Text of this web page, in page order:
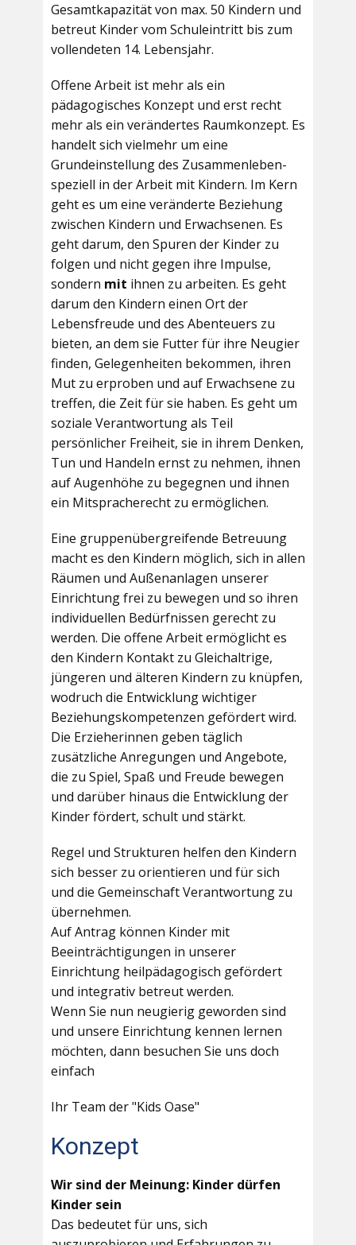
Gesamtkapazität von max. 50 Kindern und
betreut Kinder vom Schuleintritt bis zum
vollendeten 14. Lebensjahr.
Offene Arbeit ist mehr als ein
pädagogisches Konzept und erst recht
mehr als ein verändertes Raumkonzept. Es
handelt sich vielmehr um eine
Grundeinstellung des Zusammenleben-
speziell in der Arbeit mit Kindern. Im Kern
geht es um eine veränderte Beziehung
zwischen Kindern und Erwachsenen. Es
geht darum, den Spuren der Kinder zu
folgen und nicht gegen ihre Impulse,
sondern mit ihnen zu arbeiten. Es geht
darum den Kindern einen Ort der
Lebensfreude und des Abenteuers zu
bieten, an dem sie Futter für ihre Neugier
finden, Gelegenheiten bekommen, ihren
Mut zu erproben und auf Erwachsene zu
treffen, die Zeit für sie haben. Es geht um
soziale Verantwortung als Teil
persönlicher Freiheit, sie in ihrem Denken,
Tun und Handeln ernst zu nehmen, ihnen
auf Augenhöhe zu begegnen und ihnen
ein Mitspracherecht zu ermöglichen.
Eine gruppenübergreifende Betreuung
macht es den Kindern möglich, sich in allen
Räumen und Außenanlagen unserer
Einrichtung frei zu bewegen und so ihren
individuellen Bedürfnissen gerecht zu
werden. Die offene Arbeit ermöglicht es
den Kindern Kontakt zu Gleichaltrige,
jüngeren und älteren Kindern zu knüpfen,
wodruch die Entwicklung wichtiger
Beziehungskompetenzen gefördert wird.
Die Erzieherinnen geben täglich
zusätzliche Anregungen und Angebote,
die zu Spiel, Spaß und Freude bewegen
und darüber hinaus die Entwicklung der
Kinder fördert, schult und stärkt.
Regel und Strukturen helfen den Kindern
sich besser zu orientieren und für sich
und die Gemeinschaft Verantwortung zu
übernehmen.
Auf Antrag können Kinder mit
Beeinträchtigungen in unserer
Einrichtung heilpädagogisch gefördert
und integrativ betreut werden.
Wenn Sie nun neugierig geworden sind
und unsere Einrichtung kennen lernen
möchten, dann besuchen Sie uns doch
einfach
Ihr Team der "Kids Oase"
Konzept
Wir sind der Meinung: Kinder dürfen
Kinder sein
Das bedeutet für uns, sich